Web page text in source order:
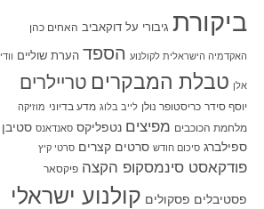
ביקורת גיבורי על דוקאביב האחים כהן
האקדמיה הישראלית לקולנוע הספד הערת שוליים וודי
אלן טבלת המבקרים טריילרים
יוסף סידר כריסטופר נולן לייב בלוג מדע בדיוני מוזיקה
מלחמת הכוכבים מפיצים נטפליקס סאנדאנס סטיבן
ספילברג סיכום חודש סרטים קצרים סרטי קיץ
פודקאסט סינמסקופ הקצה פיקסאר
פסטיבלים פסקולים קולנוע ישראלי